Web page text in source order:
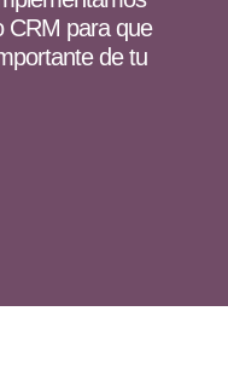
CRM para que
de tu